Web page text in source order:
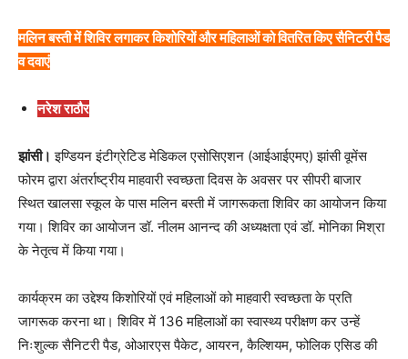
मलिन बस्ती में शिविर लगाकर किशोरियों और महिलाओं को वितरित किए सैनिटरी पैड
व दवाएं
नरेश राठौर
झांसी। इण्डियन इंटीग्रेटिड मेडिकल एसोसिएशन (आईआईएमए) झांसी वूमेंस
फोरम द्वारा अंतर्राष्ट्रीय माहवारी स्वच्छता दिवस के अवसर पर सीपरी बाजार
स्थित खालसा स्कूल के पास मलिन बस्ती में जागरूकता शिविर का आयोजन किया
गया। शिविर का आयोजन डॉ. नीलम आनन्द की अध्यक्षता एवं डॉ. मोनिका मिश्रा
के नेतृत्व में किया गया।
कार्यक्रम का उद्देश्य किशोरियों एवं महिलाओं को माहवारी स्वच्छता के प्रति
जागरूक करना था। शिविर में 136 महिलाओं का स्वास्थ्य परीक्षण कर उन्हें
निःशुल्क सैनिटरी पैड, ओआरएस पैकेट, आयरन, कैल्शियम, फोलिक एसिड की